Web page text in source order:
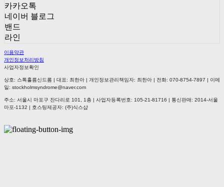
카카오톡
네이버 블로그
밴드
라인
이용약관
개인정보처리방침
사업자정보확인
상호: 스톡홀름신드롬 | 대표: 최한아 | 개인정보관리책임자: 최한아 | 전화: 070-8754-7897 | 이메
일: stockholmsyndrome@naver.com
주소: 서울시 마포구 잔다리로 101, 1층 | 사업자등록번호: 105-21-81716 | 통신판매: 2014-서울
마포-1132 | 호스팅제공자: (주)식스샵